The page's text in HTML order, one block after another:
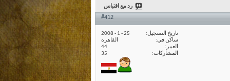
رد مع اقتباس
#412
تاريخ التسجيل
25 - 1 - 2008
ساكن في
القاهره
العمر
44
المشاركات
35